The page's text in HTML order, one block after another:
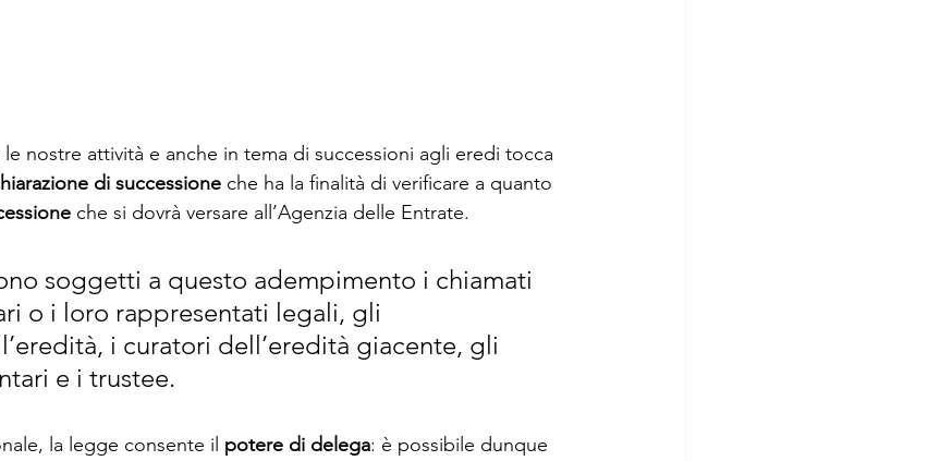
nostre attività e anche in tema di successioni agli eredi tocca
di successione che ha la finalità di verificare a quanto
che si dovrà versare all’Agenzia delle Entrate.
soggetti a questo adempimento i chiamati
o i loro rappresentati legali, gli
i curatori dell’eredità giacente, gli
e i trustee.
la legge consente il potere di delega: è possibile dunque